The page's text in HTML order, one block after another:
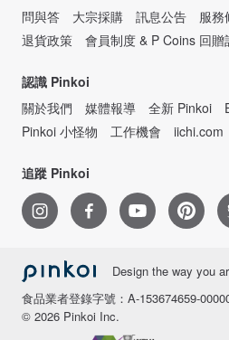
問與答
大宗採購 訊息公告 服務
退貨政策
會員制度 & P Coins 回贈
認識 Pinkoi
關於我們
媒體報導 全新 Pinkoi
Pinkoi 小怪物
工作機會 iichi.com
追蹤 Pinkoi
Design the way you
食品業者登錄字號：A-153674659-
© 2026 Pinkoi Inc.